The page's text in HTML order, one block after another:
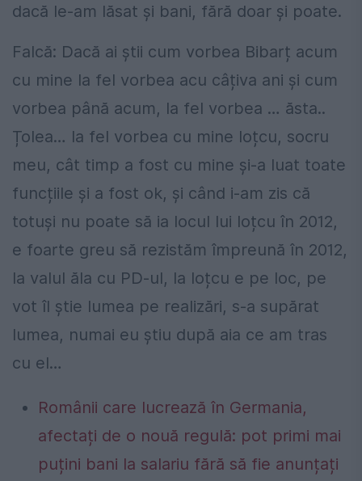
dacă le-am lăsat și bani, fără doar și poate.
Falcă: Dacă ai știi cum vorbea Bibarț acum
cu mine la fel vorbea acu câțiva ani și cum
vorbea până acum, la fel vorbea … ăsta..
Țolea… la fel vorbea cu mine Ioțcu, socru
meu, cât timp a fost cu mine și-a luat toate
funcțiile și a fost ok, și când i-am zis că
totuși nu poate să ia locul lui Ioțcu în 2012,
e foarte greu să rezistăm împreună în 2012,
la valul ăla cu PD-ul, la Ioțcu e pe loc, pe
vot îl știe lumea pe realizări, s-a supărat
lumea, numai eu știu după aia ce am tras
cu el…
Românii care lucrează în Germania,
afectați de o nouă regulă: pot primi mai
puțini bani la salariu fără să fie anunțați